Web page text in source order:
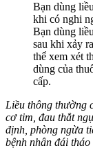
Bạn dùng
khi có nghi
Bạn dùng
sau khi xảy
thể xem xét
dùng của
cấp.
Liều thông thường
cơ tim, đau thắt
định, phòng ngừa
bệnh nhân đái